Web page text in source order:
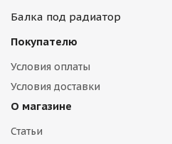
Балка под радиатор
Покупателю
Условия оплаты
Условия доставки
О магазине
Статьи